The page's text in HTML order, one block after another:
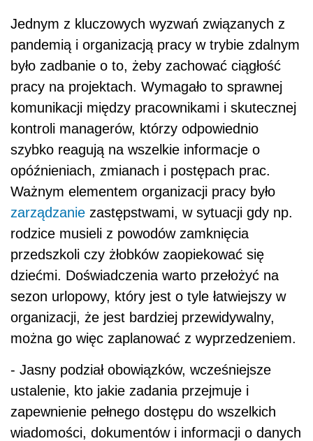
Jednym z kluczowych wyzwań związanych z
pandemią i organizacją pracy w trybie zdalnym
było zadbanie o to, żeby zachować ciągłość
pracy na projektach. Wymagało to sprawnej
komunikacji między pracownikami i skutecznej
kontroli managerów, którzy odpowiednio
szybko reagują na wszelkie informacje o
opóźnieniach, zmianach i postępach prac.
Ważnym elementem organizacji pracy było
zarządzanie zastępstwami, w sytuacji gdy np.
rodzice musieli z powodów zamknięcia
przedszkoli czy żłobków zaopiekować się
dziećmi. Doświadczenia warto przełożyć na
sezon urlopowy, który jest o tyle łatwiejszy w
organizacji, że jest bardziej przewidywalny,
można go więc zaplanować z wyprzedzeniem.
- Jasny podział obowiązków, wcześniejsze
ustalenie, kto jakie zadania przejmuje i
zapewnienie pełnego dostępu do wszelkich
wiadomości, dokumentów i informacji o danych